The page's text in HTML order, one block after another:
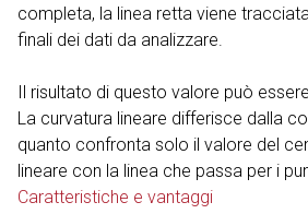
completa, la linea retta viene
finali dei dati da analizzare.
Il risultato di questo valore può
La curvatura lineare differisce dalla
quanto confronta solo il valore del
lineare con la linea che passa per i
Caratteristiche e vantaggi